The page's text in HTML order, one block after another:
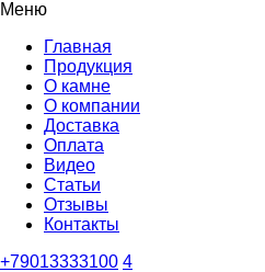
Меню
Главная
Продукция
О камне
О компании
Доставка
Оплата
Видео
Статьи
Отзывы
Контакты
+79013333100 4